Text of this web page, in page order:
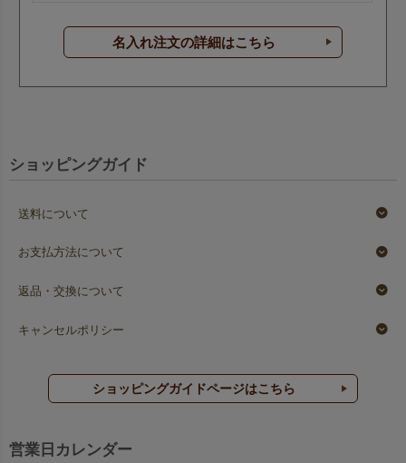
名入れ注文の詳細はこちら
ショッピングガイド
送料について
お支払方法について
返品・交換について
キャンセルポリシー
ショッピングガイドページはこちら
営業日カレンダー